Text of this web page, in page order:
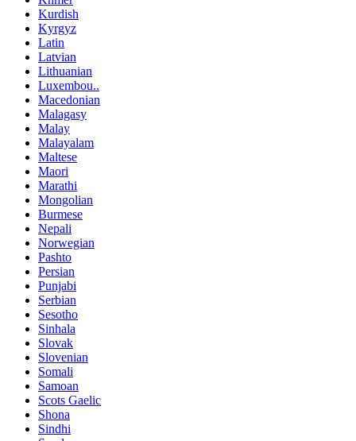
Kurdish
Kyrgyz
Latin
Latvian
Lithuanian
Luxembou..
Macedonian
Malagasy
Malay
Malayalam
Maltese
Maori
Marathi
Mongolian
Burmese
Nepali
Norwegian
Pashto
Persian
Punjabi
Serbian
Sesotho
Sinhala
Slovak
Slovenian
Somali
Samoan
Scots Gaelic
Shona
Sindhi